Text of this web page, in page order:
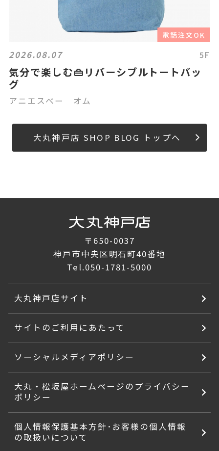
電話注文OK
2026.08.07 5F
気分で楽しむ👜リバーシブルトートバッ
グ
アニエスベー オム
大丸神戸店 SHOP BLOG トップへ
〒650-0037
神戸市中央区明石町40番地
Tel.050-1781-5000
大丸神戸店サイト
サイトのご利用にあたって
ソーシャルメディアポリシー
大丸・松坂屋ホームページのプライバシー
ポリシー
個人情報保護基本方針･お客様の個人情報
の取扱いについて